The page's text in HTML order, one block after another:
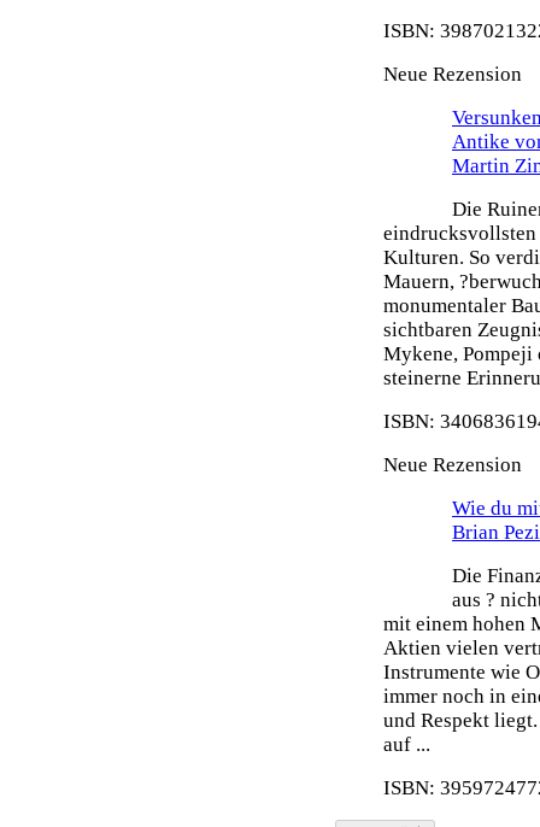
ISBN:
Neue Rezension
Antike
Martin
Die
eindrucksvollsten
Kulturen. So
Mauern,
monumentaler
sichtbaren
Mykene, Pompeji
steinerne
ISBN:
Neue Rezension
Wie du
Brian
Die
aus ?
mit einem hohen
Aktien vielen
Instrumente wie
immer noch in
und Respekt
auf ...
ISBN: